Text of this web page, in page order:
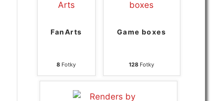
FanArts
8 Fotky
Game boxes
128 Fotky